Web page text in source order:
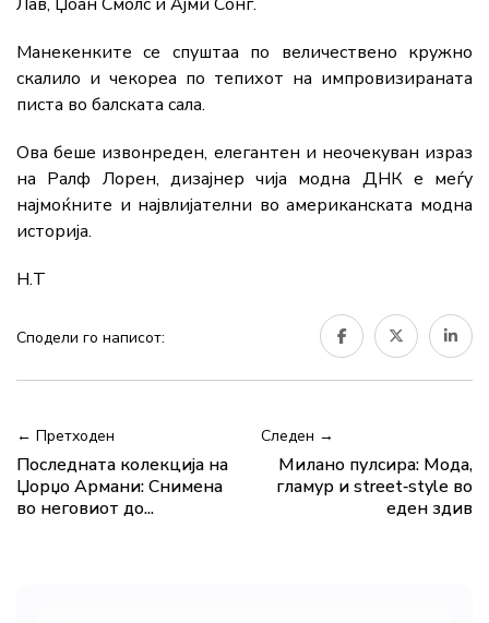
Манекенките се спуштаа по величествено кружно
скалило и чекореа по тепихот на импровизираната
писта во балската сала.
Ова беше извонреден, елегантен и неочекуван израз
на Ралф Лорен, дизајнер чија модна ДНК е меѓу
најмоќните и највлијателни во американската модна
историја.
Н.Т
Сподели го написот:
← Претходен
Последната колекција на
Џорџо Армани: Снимена
во неговиот до...
Следен →
Милано пулсира: Mода,
гламур и street‑style во
еден здив